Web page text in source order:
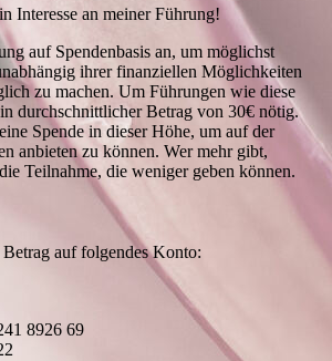
Interesse an meiner Führung!
auf Spendenbasis an, um möglichst
ihrer finanziellen Möglichkeiten
zu machen. Um Führungen wie diese
durchschnittlicher Betrag von 30€ nötig.
Spende in dieser Höhe, um auf der
anbieten zu können. Wer mehr gibt,
Teilnahme, die weniger geben können.
auf folgendes Konto:
8926 69